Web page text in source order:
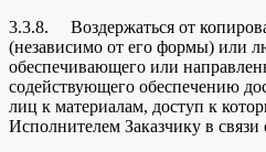
3.3.8. Воздержаться от
(независимо от его формы) или
обеспечивающего или
содействующего обеспечению
лиц к материалам, доступ к
Исполнителем Заказчику в